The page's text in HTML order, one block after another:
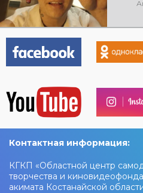
Контактная информация:
КГКП «Областной центр
творчества и
акимата Костанайской